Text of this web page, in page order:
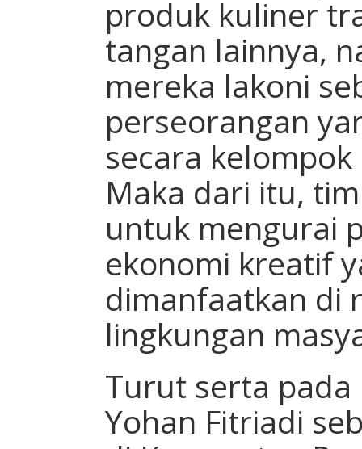
produk kuliner
tangan lainnya,
mereka lakoni
perseorangan
secara
Maka dari itu,
untuk mengurai
ekonomi kreatif
dimanfaatkan di
lingkungan
Turut serta
Yohan Fitriadi